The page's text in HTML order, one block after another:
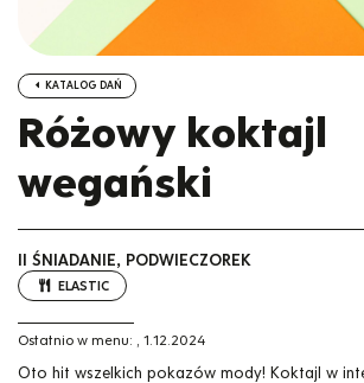
KATALOG DAŃ
Różowy koktajl
wegański
II ŚNIADANIE, PODWIECZOREK
ELASTIC
Ostatnio w menu: , 1.12.2024
Oto hit wszelkich pokazów mody! Koktajl w